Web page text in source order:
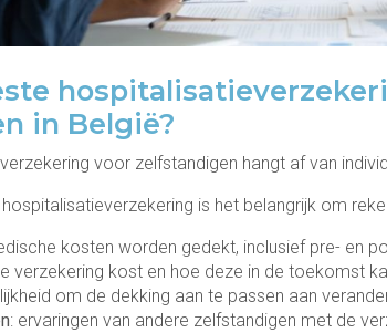
in België?
voor zelfstandigen hangt af van
is het belangrijk om
kosten worden gedekt, inclusief pre- en
verzekering kost en hoe deze in de toekomst
om de dekking aan te passen aan
: ervaringen van andere zelfstandigen met de